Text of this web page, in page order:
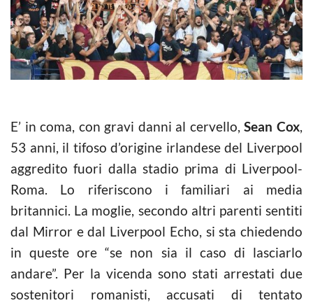
E’ in coma, con gravi danni al cervello,Sean Cox,
53 anni, il tifoso d’origine irlandese del Liverpool
aggredito fuori dalla stadio prima di Liverpool-
Roma. Lo riferiscono i familiari ai media
britannici. La moglie, secondo altri parenti sentiti
dal Mirror e dal Liverpool Echo, si sta chiedendo
in queste ore “se non sia il caso di lasciarlo
andare”. Per la vicenda sono stati arrestati due
sostenitori romanisti, accusati di tentato